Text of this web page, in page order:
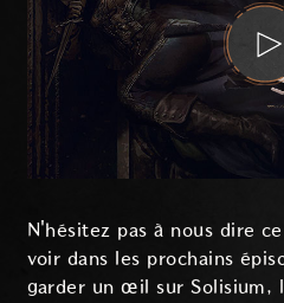
N'hésitez pas à nous dire
voir dans les prochains
garder un œil sur Solisium,